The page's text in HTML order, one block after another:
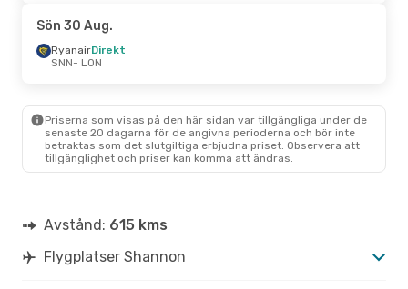
Aer LingusDirekt
LON- SNN
Sön 30 Aug.
RyanairDirekt
SNN- LON
Priserna som visas på den här sidan var tillgängliga under de
senaste 20 dagarna för de angivna perioderna och bör inte
betraktas som det slutgiltiga erbjudna priset. Observera att
tillgänglighet och priser kan komma att ändras.
Avstånd: 615 kms
Flygplatser Shannon